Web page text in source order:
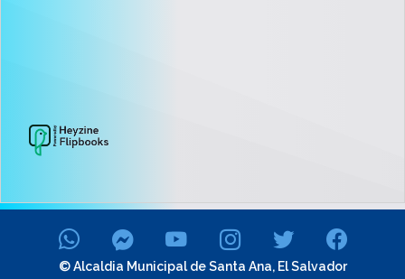
© Alcaldia Municipal de Santa Ana, El Salvador